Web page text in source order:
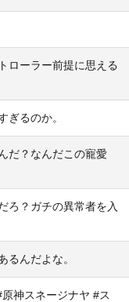
ローラー前提に思える
ぎるのか。
だ？なんだこの寵愛
ろ？ガチの異常者を入
るんだよな。
神スネージナヤ #ス